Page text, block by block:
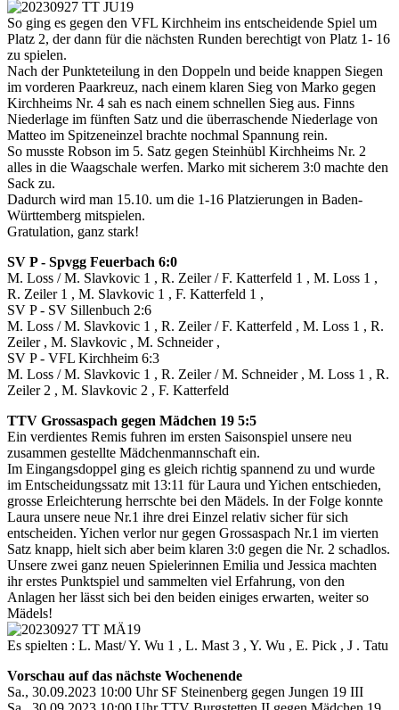
So ging es gegen den VFL Kirchheim ins entscheidende Spiel um
Platz 2, der dann für die nächsten Runden berechtigt von Platz 1- 16
zu spielen.
Nach der Punkteteilung in den Doppeln und beide knappen Siegen
im vorderen Paarkreuz, nach einem klaren Sieg von Marko gegen
Kirchheims Nr. 4 sah es nach einem schnellen Sieg aus. Finns
Niederlage im fünften Satz und die überraschende Niederlage von
Matteo im Spitzeneinzel brachte nochmal Spannung rein.
So musste Robson im 5. Satz gegen Steinhübl Kirchheims Nr. 2
alles in die Waagschale werfen. Marko mit sicherem 3:0 machte den
Sack zu.
Dadurch wird man 15.10. um die 1-16 Platzierungen in Baden-
Württemberg mitspielen.
Gratulation, ganz stark!
SV P - Spvgg Feuerbach 6:0
M. Loss / M. Slavkovic 1 , R. Zeiler / F. Katterfeld 1 , M. Loss 1 ,
R. Zeiler 1 , M. Slavkovic 1 , F. Katterfeld 1 ,
SV P - SV Sillenbuch 2:6
M. Loss / M. Slavkovic 1 , R. Zeiler / F. Katterfeld , M. Loss 1 , R.
Zeiler , M. Slavkovic , M. Schneider ,
SV P - VFL Kirchheim 6:3
M. Loss / M. Slavkovic 1 , R. Zeiler / M. Schneider , M. Loss 1 , R.
Zeiler 2 , M. Slavkovic 2 , F. Katterfeld
TTV Grossaspach gegen Mädchen 19 5:5
Ein verdientes Remis fuhren im ersten Saisonspiel unsere neu
zusammen gestellte Mädchenmannschaft ein.
Im Eingangsdoppel ging es gleich richtig spannend zu und wurde
im Entscheidungssatz mit 13:11 für Laura und Yichen entschieden,
grosse Erleichterung herrschte bei den Mädels. In der Folge konnte
Laura unsere neue Nr.1 ihre drei Einzel relativ sicher für sich
entscheiden. Yichen verlor nur gegen Grossaspach Nr.1 im vierten
Satz knapp, hielt sich aber beim klaren 3:0 gegen die Nr. 2 schadlos.
Unsere zwei ganz neuen Spielerinnen Emilia und Jessica machten
ihr erstes Punktspiel und sammelten viel Erfahrung, von den
Anlagen her lässt sich bei den beiden einiges erwarten, weiter so
Mädels!
Es spielten : L. Mast/ Y. Wu 1 , L. Mast 3 , Y. Wu , E. Pick , J . Tatu
Vorschau auf das nächste Wochenende
Sa., 30.09.2023 10:00 Uhr SF Steinenberg gegen Jungen 19 III